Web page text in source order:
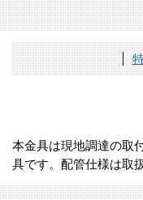
本金具は現地調達の取
具です。配管仕様は取